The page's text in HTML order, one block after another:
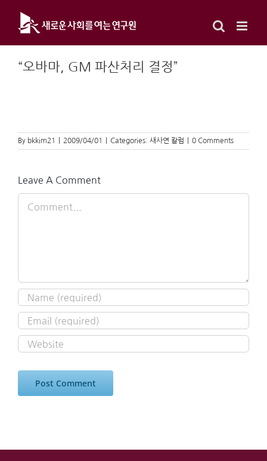
content
“오바마, GM 파산처리 결정”
By bkkim21 2009/04/01 Categories: 새사연 칼럼 0 Comments
Leave A Comment